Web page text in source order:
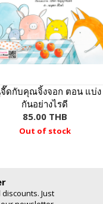
ดกับคุณจิ้งจอก ตอน แบ่ง
กันอย่างไรดี
85.00 THB
Out of stock
Just